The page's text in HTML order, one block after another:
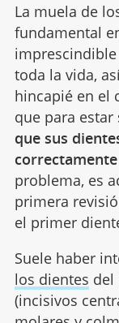
La muela de
fundamental
toda la vida,
hincapié en el
que para
que sus
correctamente
problema, es
primera
el primer
Suele haber
los dientes del
(incisivos